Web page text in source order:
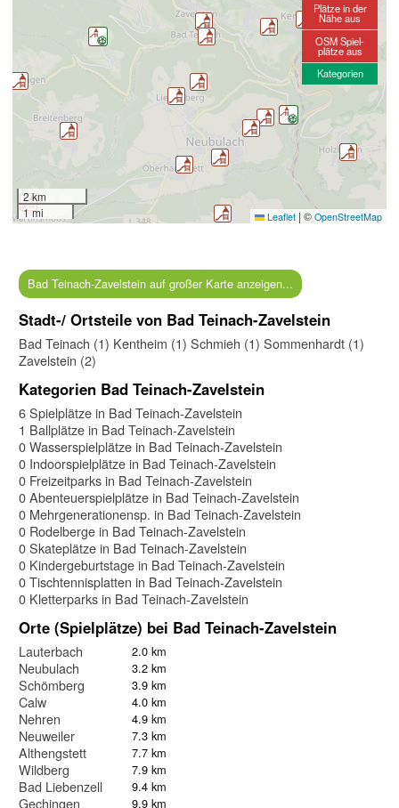
2 km
1 mi
Leaflet | © OpenStreetMap
Plätze in der
Nähe aus
OSM Spiel-
plätze aus
Kategorien
Bad Teinach-Zavelstein auf großer Karte anzeigen...
Stadt-/ Ortsteile von Bad Teinach-Zavelstein
Bad Teinach (1) Kentheim (1) Schmieh (1) Sommenhardt (1)
Zavelstein (2)
Kategorien Bad Teinach-Zavelstein
6 Spielplätze in Bad Teinach-Zavelstein
1 Ballplätze in Bad Teinach-Zavelstein
0 Wasserspielplätze in Bad Teinach-Zavelstein
0 Indoorspielplätze in Bad Teinach-Zavelstein
0 Freizeitparks in Bad Teinach-Zavelstein
0 Abenteuerspielplätze in Bad Teinach-Zavelstein
0 Mehrgenerationensp. in Bad Teinach-Zavelstein
0 Rodelberge in Bad Teinach-Zavelstein
0 Skateplätze in Bad Teinach-Zavelstein
0 Kindergeburtstage in Bad Teinach-Zavelstein
0 Tischtennisplatten in Bad Teinach-Zavelstein
0 Kletterparks in Bad Teinach-Zavelstein
Orte (Spielplätze) bei Bad Teinach-Zavelstein
Lauterbach 2.0 km
Neubulach 3.2 km
Schömberg 3.9 km
Calw 4.0 km
Nehren 4.9 km
Neuweiler 7.3 km
Althengstett 7.7 km
Wildberg 7.9 km
Bad Liebenzell 9.4 km
Gechingen 9.9 km